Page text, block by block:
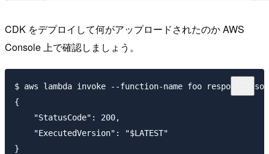
CDK をデプロイして何がアップロードされたのか AWS
Console 上で確認しましょう。
$ aws lambda invoke --function-name foo
{
    "StatusCode": 200,
    "ExecutedVersion": "$LATEST"
}